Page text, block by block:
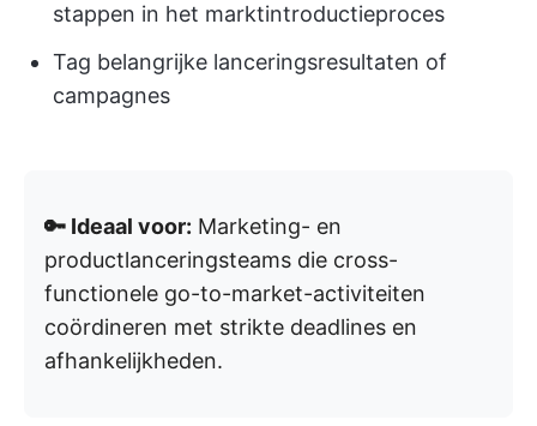
stappen in het marktintroductieproces
Tag belangrijke lanceringsresultaten of
campagnes
🔑 Ideaal voor: Marketing- en
productlanceringsteams die cross-
functionele go-to-market-activiteiten
coördineren met strikte deadlines en
afhankelijkheden.